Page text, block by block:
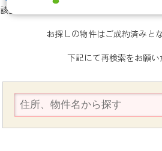
該当する物件は存在しません
お探しの物件はご成約済みと
下記にて再検索をお願い